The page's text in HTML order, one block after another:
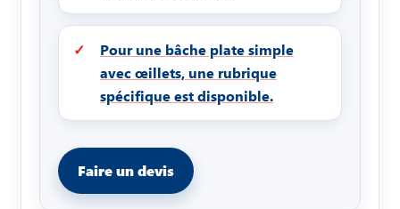
Pour une bâche plate simple
avec œillets, une rubrique
spécifique est disponible.
Faire un devis